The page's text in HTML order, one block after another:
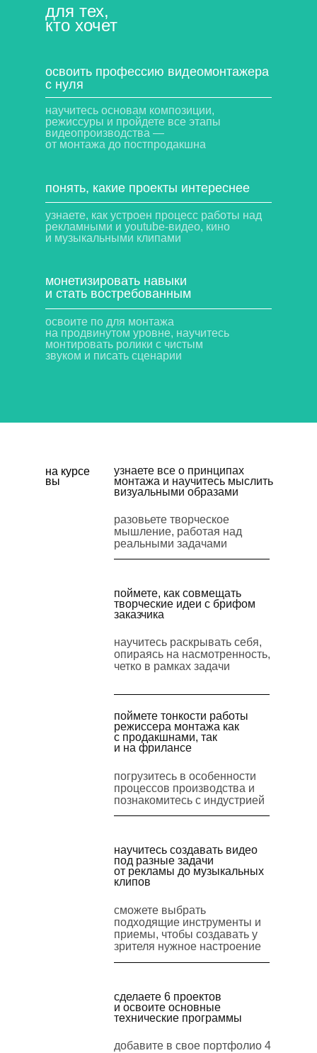
для тех,
кто хочет
освоить профессию видеомонтажера
с нуля
узнаете, как устроен процесс работы над
рекламными и youtube-видео, кино
и музыкальными клипами
научитесь основам композиции,
режиссуры и пройдете все этапы
видеопроизводства —
от монтажа до постпродакшна
понять, какие проекты интереснее
монетизировать навыки
и стать востребованным
освоите по для монтажа
на продвинутом уровне, научитесь
монтировать ролики с чистым
звуком и писать сценарии
на курсе
вы
узнаете все о принципах
монтажа и научитесь мыслить
визуальными образами
разовьете творческое
мышление, работая над
реальными задачами
поймете, как совмещать
творческие идеи с брифом
заказчика
научитесь раскрывать себя,
опираясь на насмотренность,
четко в рамках задачи
поймете тонкости работы
режиссера монтажа как
с продакшнами, так
и на фрилансе
погрузитесь в особенности
процессов производства и
познакомитесь с индустрией
научитесь создавать видео
под разные задачи
от рекламы до музыкальных
клипов
сделаете 6 проектов
и освоите основные
технические программы
сможете выбрать
подходящие инструменты и
приемы, чтобы создавать у
зрителя нужное настроение
добавите в свое портфолио 4